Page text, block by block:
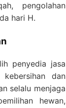
pengolahan
hari H.
penyedia jasa
dan
selalu menjaga
hewan,